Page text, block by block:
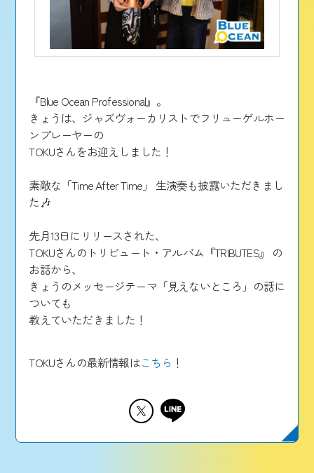
『Blue Ocean Professional』。
きょうは、ジャズヴォーカリストでフリューゲルホー
ンプレーヤーの
TOKUさんをお迎えしました！
素敵な「Time After Time」 生演奏も披露いただきまし
た🎶
先月13日にリリースされた、
TOKUさんのトリビュート・アルバム『TRIBUTES』 の
お話から、
きょうのメッセージテーマ「見えないところ」の話に
ついても
教えていただきました！
TOKUさんの最新情報はこちら ！